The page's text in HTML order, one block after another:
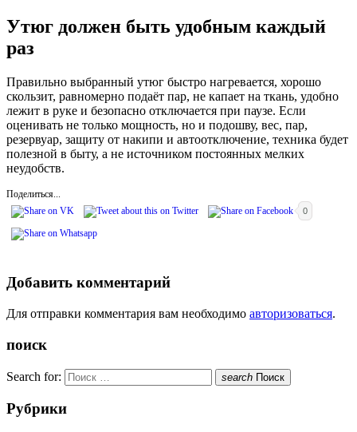
Утюг должен быть удобным каждый
раз
Правильно выбранный утюг быстро нагревается, хорошо
скользит, равномерно подаёт пар, не капает на ткань, удобно
лежит в руке и безопасно отключается при паузе. Если
оценивать не только мощность, но и подошву, вес, пар,
резервуар, защиту от накипи и автоотключение, техника будет
полезной в быту, а не источником постоянных мелких
неудобств.
Поделиться...
0
Добавить комментарий
Для отправки комментария вам необходимо авторизоваться.
поиск
Search for: search Поиск
Рубрики